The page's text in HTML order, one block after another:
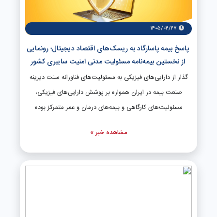
۱۴۰۵/۰۴/۲۷
پاسخ بیمه پاسارگاد به ریسک‌های اقتصاد دیجیتال؛ رونمایی
از نخستین بیمه‌نامه مسئولیت مدنی امنیت سایبری کشور
گذار از دارایی‌های فیزیکی به مسئولیت‌های فناورانه سنت دیرینه
صنعت بیمه در ایران همواره بر پوشش دارایی‌های فیزیکی،
مسئولیت‌های کارگاهی و بیمه‌های درمان و عمر متمرکز بوده
سرویس‌ها، نشت داده‌ها و ناکارآمدی در واکنش به حملات
سایبری، نیاز به ابزارهای مالی پشتیبان را دوچندان کرد. بیمه‌نامه
جدید پاسارگاد با هدف قرار دادن مسئولیت حرفه‌ای شرکت‌های
مشاهده خبر »